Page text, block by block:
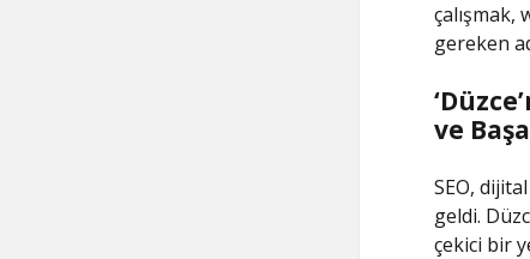
çalışmak,
gereken
ve
SEO,
geldi.
çekici bir